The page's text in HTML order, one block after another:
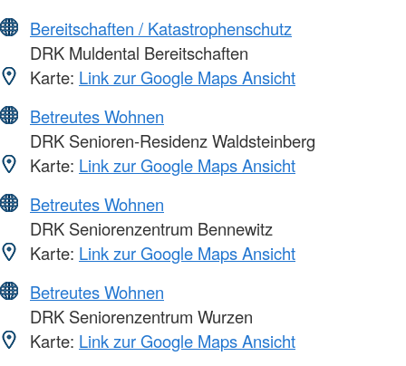
Bereitschaften / Katastrophenschutz
DRK Muldental Bereitschaften
Karte: Link zur Google Maps Ansicht
Betreutes Wohnen
DRK Senioren-Residenz Waldsteinberg
Karte: Link zur Google Maps Ansicht
Betreutes Wohnen
DRK Seniorenzentrum Bennewitz
Karte: Link zur Google Maps Ansicht
Betreutes Wohnen
DRK Seniorenzentrum Wurzen
Karte: Link zur Google Maps Ansicht